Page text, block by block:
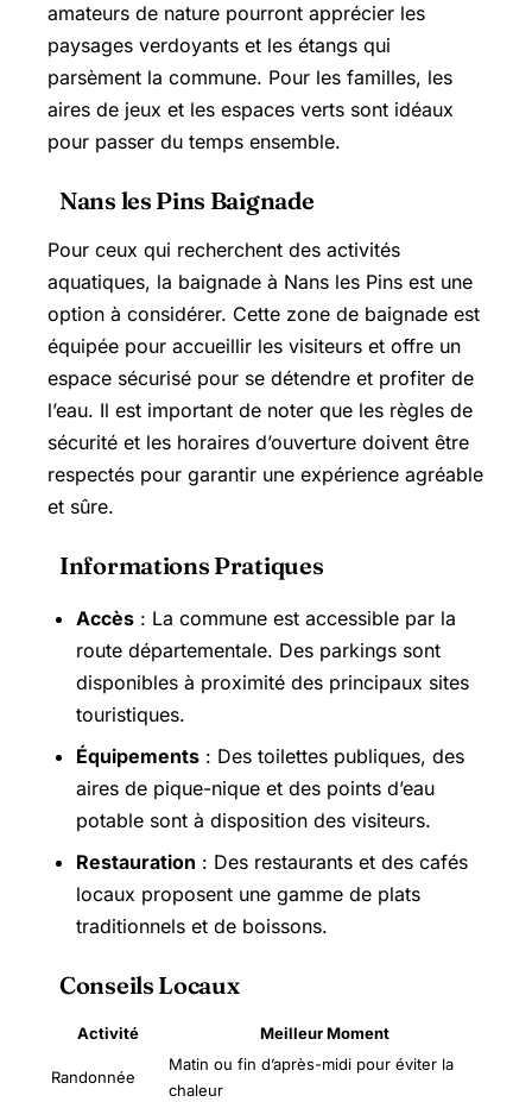
amateurs de nature pourront apprécier les
paysages verdoyants et les étangs qui
parsèment la commune. Pour les familles, les
aires de jeux et les espaces verts sont idéaux
pour passer du temps ensemble.
Nans les Pins Baignade
Pour ceux qui recherchent des activités
aquatiques, la baignade à Nans les Pins est une
option à considérer. Cette zone de baignade est
équipée pour accueillir les visiteurs et offre un
espace sécurisé pour se détendre et profiter de
l’eau. Il est important de noter que les règles de
sécurité et les horaires d’ouverture doivent être
respectés pour garantir une expérience agréable
et sûre.
Informations Pratiques
Accès : La commune est accessible par la
route départementale. Des parkings sont
disponibles à proximité des principaux sites
touristiques.
Équipements : Des toilettes publiques, des
aires de pique-nique et des points d’eau
potable sont à disposition des visiteurs.
Restauration : Des restaurants et des cafés
locaux proposent une gamme de plats
traditionnels et de boissons.
Conseils Locaux
Activité Meilleur Moment
Randonnée
Matin ou fin d’après-midi pour éviter la
chaleur